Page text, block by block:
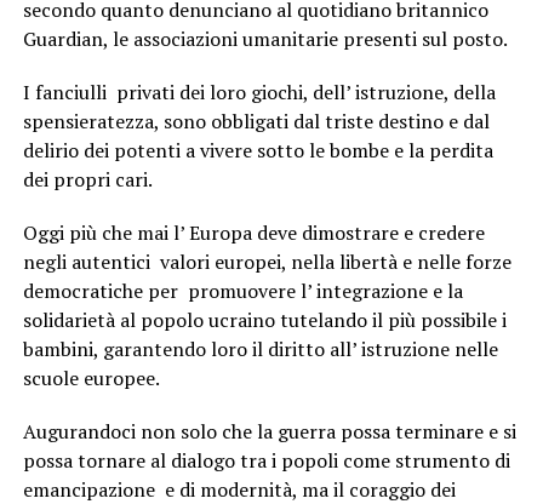
secondo quanto denunciano al quotidiano britannico
Guardian, le associazioni umanitarie presenti sul posto.
I fanciulli privati dei loro giochi, dell’ istruzione, della
spensieratezza, sono obbligati dal triste destino e dal
delirio dei potenti a vivere sotto le bombe e la perdita
dei propri cari.
Oggi più che mai l’ Europa deve dimostrare e credere
negli autentici valori europei, nella libertà e nelle forze
democratiche per promuovere l’ integrazione e la
solidarietà al popolo ucraino tutelando il più possibile i
bambini, garantendo loro il diritto all’ istruzione nelle
scuole europee.
Augurandoci non solo che la guerra possa terminare e si
possa tornare al dialogo tra i popoli come strumento di
emancipazione e di modernità, ma il coraggio dei